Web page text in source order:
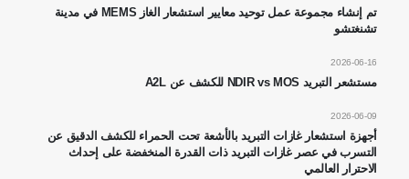
تم إنشاء مجموعة عمل توحيد معايير استشعار الغاز MEMS في مدينة
تشنغتشو
مستشعر التبريد NDIR vs MOS للكشف عن A2L
2026-06-16
أجهزة استشعار غازات التبريد بالأشعة تحت الحمراء للكشف الدقيق عن
التسرب في عصر غازات التبريد ذات القدرة المنخفضة على إحداث
الاحترار العالمي
2026-06-09
بريد إلكتروني cece@winsensor.com